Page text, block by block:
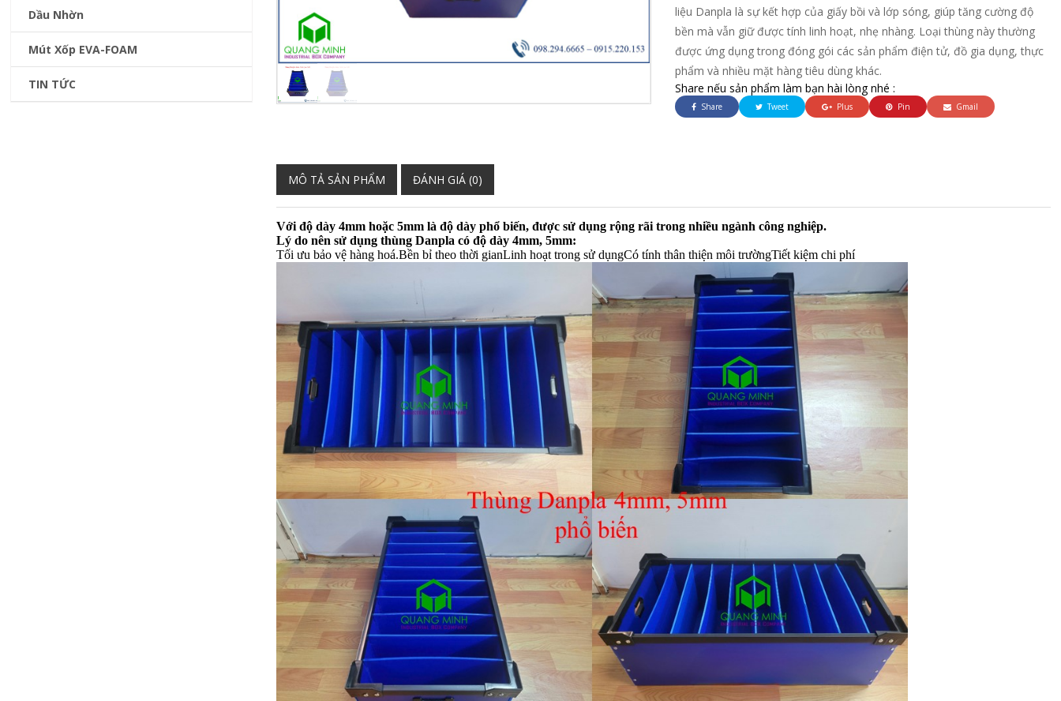
Dầu Nhờn
Mút Xốp EVA-FOAM
TIN TỨC
liệu Danpla là sự kết hợp của giấy bồi và lớp sóng, giúp tăng cường độ
bền mà vẫn giữ được tính linh hoạt, nhẹ nhàng. Loại thùng này thường
được ứng dụng trong đóng gói các sản phẩm điện tử, đồ gia dụng, thực
phẩm và nhiều mặt hàng tiêu dùng khác.
Share nếu sản phẩm làm bạn hài lòng nhé :
Share Tweet Plus Pin Gmail
MÔ TẢ SẢN PHẨM ĐÁNH GIÁ (0)
Với độ dày 4mm hoặc 5mm là độ dày phổ biến, được sử dụng rộng rãi trong nhiều ngành công nghiệp.
Lý do nên sử dụng thùng Danpla có độ dày 4mm, 5mm:
Tối ưu bảo vệ hàng hoá.Bền bỉ theo thời gianLinh hoạt trong sử dụngCó tính thân thiện môi trườngTiết kiệm chi phí